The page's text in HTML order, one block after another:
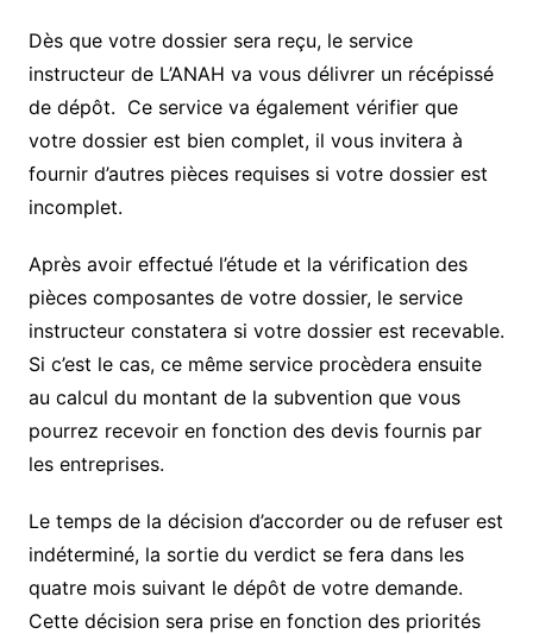
Dès que votre dossier sera reçu, le service
instructeur de L’ANAH va vous délivrer un récépissé
de dépôt. Ce service va également vérifier que
votre dossier est bien complet, il vous invitera à
fournir d’autres pièces requises si votre dossier est
incomplet.
Après avoir effectué l’étude et la vérification des
pièces composantes de votre dossier, le service
instructeur constatera si votre dossier est recevable.
Si c’est le cas, ce même service procèdera ensuite
au calcul du montant de la subvention que vous
pourrez recevoir en fonction des devis fournis par
les entreprises.
Le temps de la décision d’accorder ou de refuser est
indéterminé, la sortie du verdict se fera dans les
quatre mois suivant le dépôt de votre demande.
Cette décision sera prise en fonction des priorités